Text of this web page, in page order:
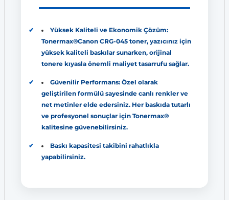
Yüksek Kaliteli ve Ekonomik Çözüm:
Tonermax®Canon CRG-045 toner, yazıcınız için
yüksek kaliteli baskılar sunarken, orijinal
tonere kıyasla önemli maliyet tasarrufu sağlar.
Güvenilir Performans: Özel olarak
geliştirilen formülü sayesinde canlı renkler ve
net metinler elde edersiniz. Her baskıda tutarlı
ve profesyonel sonuçlar için Tonermax®
kalitesine güvenebilirsiniz.
Baskı kapasitesi takibini rahatlıkla
yapabilirsiniz.